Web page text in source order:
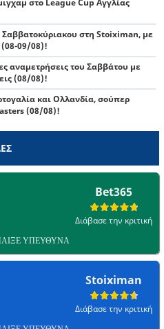
Σαββατοκύριακου στη Stoiximan, με
09/08)!
αναμετρήσεις του Σαββάτου με
(08/08)!
και Ολλανδία, σούπερ
(08/08)!
Bet365
Διάβασε την κριτική
ΥΠΕΥΘΥΝΑ
Stoiximan
Διάβασε την κριτική